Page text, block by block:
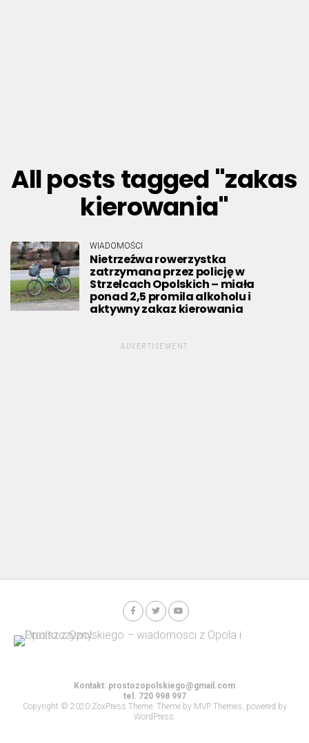
All posts tagged "zakas
kierowania"
WIADOMOŚCI
Nietrzeźwa rowerzystka
zatrzymana przez policję w
Strzelcach Opolskich – miała
ponad 2,5 promila alkoholu i
aktywny zakaz kierowania
ADVERTISEMENT
Kontakt: prostozopolskiego@gmail.com
tel. 720 998 997
Copyright © 2020 ZoxPress Theme. Theme by MVP Themes, powered by
WordPress.